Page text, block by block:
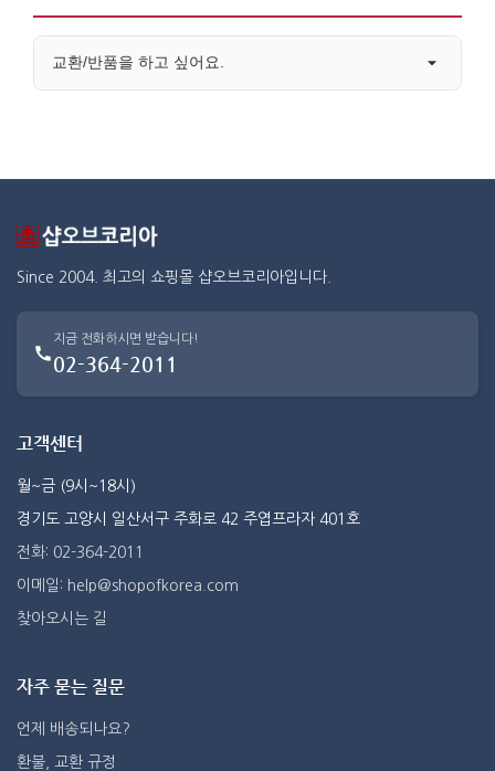
교환/반품을 하고 싶어요.
Since 2004. 최고의 쇼핑몰 샵오브코리아입니다.
지금 전화하시면 받습니다!
02-364-2011
고객센터
월~금 (9시~18시)
경기도 고양시 일산서구 주화로 42 주엽프라자 401호
전화: 02-364-2011
이메일: help@shopofkorea.com
찾아오시는 길
자주 묻는 질문
언제 배송되나요?
환불, 교환 규정